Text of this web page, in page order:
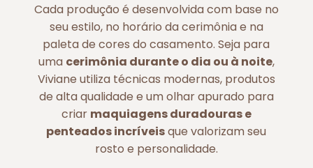
Cada produção é desenvolvida com base no
seu estilo, no horário da cerimônia e na
paleta de cores do casamento. Seja para
uma cerimônia durante o dia ou à noite,
Viviane utiliza técnicas modernas, produtos
de alta qualidade e um olhar apurado para
criar maquiagens duradouras e
penteados incríveisque valorizam seu
rosto e personalidade.